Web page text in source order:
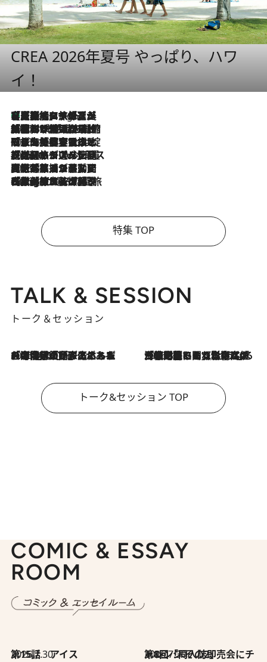
CREA 2026年夏号 やっぱり、ハワ
イ！
3 Hours Ago
【厳選旅コスメ】「多機能アイテムがメイン！」旅好き美容エディターが選んだ夏旅ベストコスメを発表【Mサイズジップ】
2026.8.6
「荷物が増えるほど旅ストレスは増す」美容ジャーナリストがたどり着いた最終結論。“化粧品を劇的に減らす”感動の凝縮美容とは
2026.8.6
「旅先には金髪ウィッグを持参」日本と同じメイクでは損してる!? 美容ジャーナリストが提案する“掟破りの旅美容”とは
2026.8.6
【厳選旅コスメ】「身軽さ＆UV対策重視！」ヘアアーティストshucoが選んだ夏旅ベストコスメを発表【Mサイズジップ】
2026.8.5
【厳選旅コスメ】国内をあちこち移動する河井菜摘が選んだ夏旅ベストコスメ発表！「リラックスアイテムはマスト」【Mサイズジップ】
2026.8.4
【厳選旅コスメ】「紫外線＆乾燥対策しながらメイク感も！」ヘア＆メイクGeorgeが選んだ夏旅ベストコスメを発表！【Mサイズジップ】
特集 TOP
TALK & SESSION
トーク＆セッション
2026.8.3
「今後値上げがあるとすれば…」「リスクがあるのは今年の冬」エネルギー専門家が語る、ホルムズ海峡封鎖が家庭にもたらす“ある心配” 2026.8.3
「住宅建てられない…」「サーチャージ料の高値が続いている」ホルムズ海峡封鎖による影響はいつまで続く？《エネルギー専門家に聞く“どうなる日本の暮らし”》
トーク&セッション TOP
COMIC & ESSAY
ROOM
2026.7.30
第15話 アイス 2026.7.30
第8回「同人誌即売会にチャレンジ その2」